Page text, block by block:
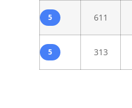
5 611
5 313